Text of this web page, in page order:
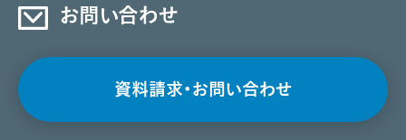
お問い合わせ
資料請求・お問い合わせ